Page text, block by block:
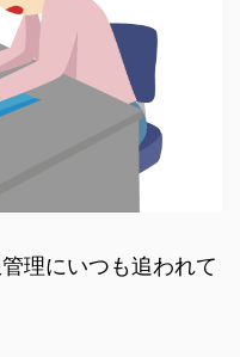
理にいつも追われて